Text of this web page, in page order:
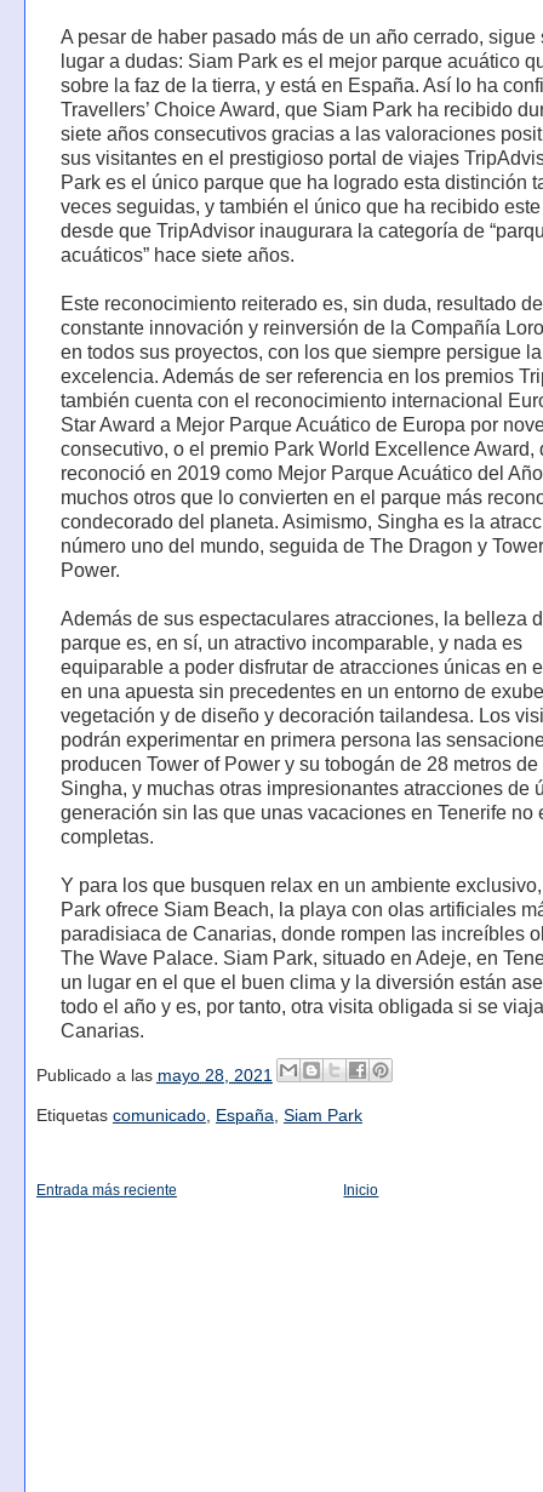
A pesar de haber pasado más de un año cerrado, sigue
lugar a dudas: Siam Park es el mejor parque acuático
sobre la faz de la tierra, y está en España. Así lo ha
Travellers’ Choice Award, que Siam Park ha recibido
siete años consecutivos gracias a las valoraciones
sus visitantes en el prestigioso portal de viajes
Park es el único parque que ha logrado esta distinción
veces seguidas, y también el único que ha recibido
desde que TripAdvisor inaugurara la categoría de
acuáticos” hace siete años.
Este reconocimiento reiterado es, sin duda, resultado
constante innovación y reinversión de la Compañía
en todos sus proyectos, con los que siempre persigue la
excelencia. Además de ser referencia en los premios
también cuenta con el reconocimiento internacional
Star Award a Mejor Parque Acuático de Europa por
consecutivo, o el premio Park World Excellence Award,
reconoció en 2019 como Mejor Parque Acuático del
muchos otros que lo convierten en el parque más
condecorado del planeta. Asimismo, Singha es la
número uno del mundo, seguida de The Dragon y
Power.
Además de sus espectaculares atracciones, la belleza
parque es, en sí, un atractivo incomparable, y nada es
equiparable a poder disfrutar de atracciones únicas en
en una apuesta sin precedentes en un entorno de
vegetación y de diseño y decoración tailandesa. Los
podrán experimentar en primera persona las
producen Tower of Power y su tobogán de 28 metros de
Singha, y muchas otras impresionantes atracciones de
generación sin las que unas vacaciones en Tenerife no
completas.
Y para los que busquen relax en un ambiente
Park ofrece Siam Beach, la playa con olas artificiales
paradisiaca de Canarias, donde rompen las increíbles
The Wave Palace. Siam Park, situado en Adeje, en
un lugar en el que el buen clima y la diversión están
todo el año y es, por tanto, otra visita obligada si se
Canarias.
Publicado a las mayo 28, 2021
Etiquetas comunicado, España, Siam Park
Entrada más reciente Inicio